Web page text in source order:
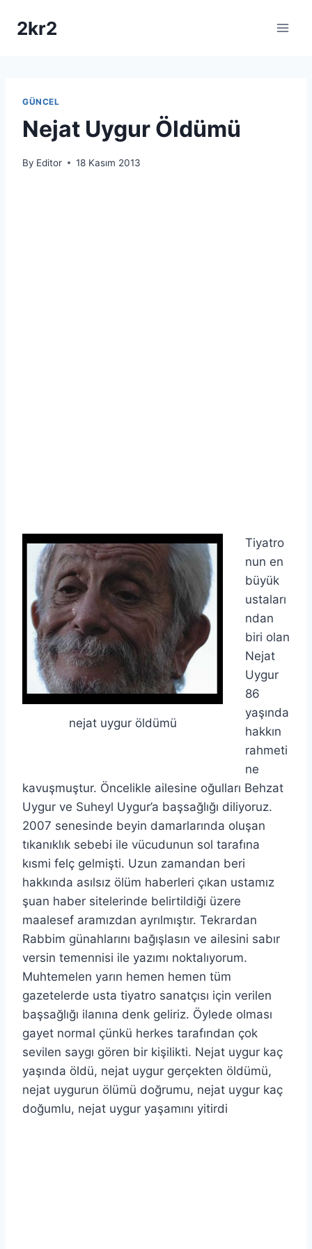
2kr2
GÜNCEL
Nejat Uygur Öldümü
By Editor 18 Kasım 2013
nejat uygur öldümü
Tiyatro
nun en
büyük
ustaları
ndan
biri olan
Nejat
Uygur
86
yaşında
hakkın
rahmeti
ne
kavuşmuştur. Öncelikle ailesine oğulları Behzat
Uygur ve Suheyl Uygur’a başsağlığı diliyoruz.
2007 senesinde beyin damarlarında oluşan
tıkanıklık sebebi ile vücudunun sol tarafına
kısmi felç gelmişti. Uzun zamandan beri
hakkında asılsız ölüm haberleri çıkan ustamız
şuan haber sitelerinde belirtildiği üzere
maalesef aramızdan ayrılmıştır. Tekrardan
Rabbim günahlarını bağışlasın ve ailesini sabır
versin temennisi ile yazımı noktalıyorum.
Muhtemelen yarın hemen hemen tüm
gazetelerde usta tiyatro sanatçısı için verilen
başsağlığı ilanına denk geliriz. Öylede olması
gayet normal çünkü herkes tarafından çok
sevilen saygı gören bir kişilikti. Nejat uygur kaç
yaşında öldü, nejat uygur gerçekten öldümü,
nejat uygurun ölümü doğrumu, nejat uygur kaç
doğumlu, nejat uygur yaşamını yitirdi